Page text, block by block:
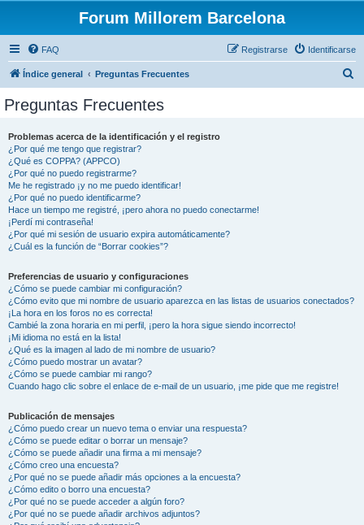
Forum Millorem Barcelona
FAQ Identificarse
Registrarse
Índice general Preguntas Frecuentes
Preguntas Frecuentes
Problemas acerca de la identificación y el registro
¿Por qué me tengo que registrar?
¿Qué es COPPA? (APPCO)
¿Por qué no puedo registrarme?
Me he registrado ¡y no me puedo identificar!
¿Por qué no puedo identificarme?
Hace un tiempo me registré, ¡pero ahora no puedo conectarme!
¡Perdí mi contraseña!
¿Por qué mi sesión de usuario expira automáticamente?
¿Cuál es la función de “Borrar cookies”?
Preferencias de usuario y configuraciones
¿Cómo se puede cambiar mi configuración?
¿Cómo evito que mi nombre de usuario aparezca en las listas de usuarios conectados?
¡La hora en los foros no es correcta!
Cambié la zona horaria en mi perfil, ¡pero la hora sigue siendo incorrecto!
¡Mi idioma no está en la lista!
¿Qué es la imagen al lado de mi nombre de usuario?
¿Cómo puedo mostrar un avatar?
¿Cómo se puede cambiar mi rango?
Cuando hago clic sobre el enlace de e-mail de un usuario, ¡me pide que me registre!
Publicación de mensajes
¿Cómo puedo crear un nuevo tema o enviar una respuesta?
¿Cómo se puede editar o borrar un mensaje?
¿Cómo se puede añadir una firma a mi mensaje?
¿Cómo creo una encuesta?
¿Por qué no se puede añadir más opciones a la encuesta?
¿Cómo edito o borro una encuesta?
¿Por qué no se puede acceder a algún foro?
¿Por qué no se puede añadir archivos adjuntos?